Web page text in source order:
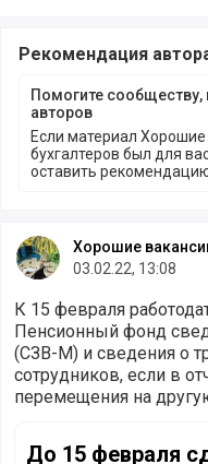
Рекомендация
Помогите
авторов
Если материал
бухгалтеров был для
оставить
Хорошие
03.02.22, 13:08
К 15 февраля
Пенсионный фонд
(СЗВ-М) и сведения о
сотрудников, если в
перемещения на
ТД).
До 15 февраля